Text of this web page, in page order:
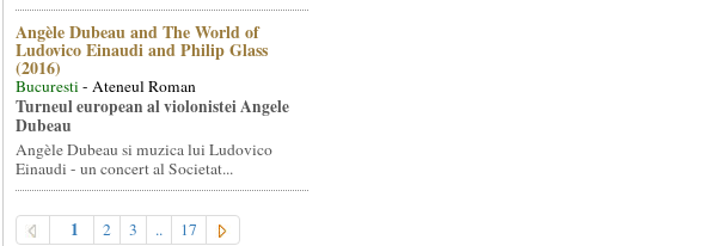
Angèle Dubeau and The World of
Ludovico Einaudi and Philip Glass
(2016)
Bucuresti- Ateneul Roman
Turneul european al violonistei Angele
Dubeau
Angèle Dubeau si muzica lui Ludovico
Einaudi - un concert al Societat...
1 2 3 .. 17